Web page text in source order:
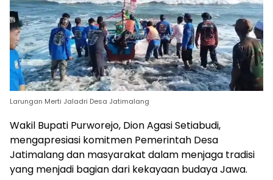
Larungan Merti Jaladri Desa Jatimalang
Wakil Bupati Purworejo, Dion Agasi Setiabudi,
mengapresiasi komitmen Pemerintah Desa
Jatimalang dan masyarakat dalam menjaga tradisi
yang menjadi bagian dari kekayaan budaya Jawa.